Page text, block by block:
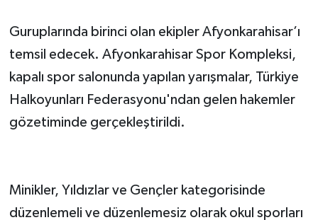
Guruplarında birinci olan ekipler Afyonkarahisar’ı
temsil edecek. Afyonkarahisar Spor Kompleksi,
kapalı spor salonunda yapılan yarışmalar, Türkiye
Halkoyunları Federasyonu'ndan gelen hakemler
gözetiminde gerçekleştirildi.
Minikler, Yıldızlar ve Gençler kategorisinde
düzenlemeli ve düzenlemesiz olarak okul sporları